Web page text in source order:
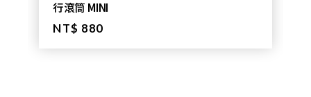
行滾筒 MINI
NT$ 880